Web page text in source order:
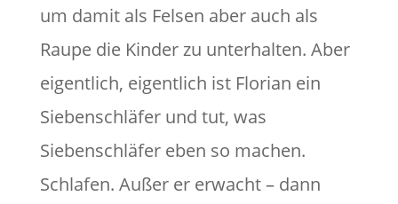
um damit als Felsen aber auch als
Raupe die Kinder zu unterhalten. Aber
eigentlich, eigentlich ist Florian ein
Siebenschläfer und tut, was
Siebenschläfer eben so machen.
Schlafen. Außer er erwacht – dann